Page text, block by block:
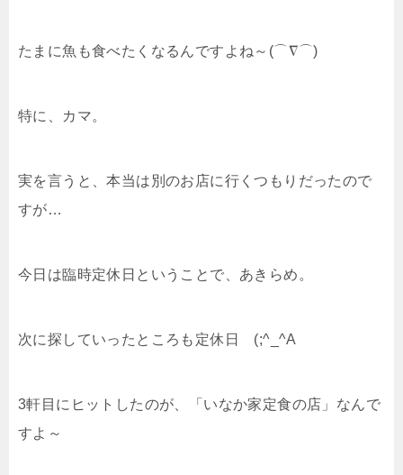
たまに魚も食べたくなるんですよね～(⌒∇⌒)
特に、カマ。
実を言うと、本当は別のお店に行くつもりだったので
すが…
今日は臨時定休日ということで、あきらめ。
次に探していったところも定休日 (;^_^A
3軒目にヒットしたのが、「いなか家定食の店」なんで
すよ～